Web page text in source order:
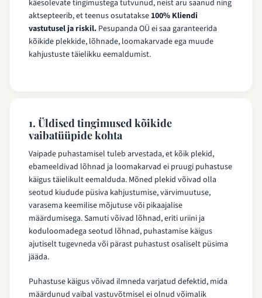
käesolevate tingimustega tutvunud, neist aru saanud ning
aktsepteerib, et teenus osutatakse 100% Kliendi
vastutusel ja riskil. Pesupanda OÜ ei saa garanteerida
kõikide plekkide, lõhnade, loomakarvade ega muude
kahjustuste täielikku eemaldumist.
1. Üldised tingimused kõikide
vaibatüüpide kohta
Vaipade puhastamisel tuleb arvestada, et kõik plekid,
ebameeldivad lõhnad ja loomakarvad ei pruugi puhastuse
käigus täielikult eemalduda. Mõned plekid võivad olla
seotud kiudude püsiva kahjustumise, värvimuutuse,
varasema keemilise mõjutuse või pikaajalise
määrdumisega. Samuti võivad lõhnad, eriti uriini ja
koduloomadega seotud lõhnad, puhastamise käigus
ajutiselt tugevneda või pärast puhastust osaliselt püsima
jääda.
Puhastuse käigus võivad ilmneda varjatud defektid, mida
määrdunud vaibal vastuvõtmisel ei olnud võimalik